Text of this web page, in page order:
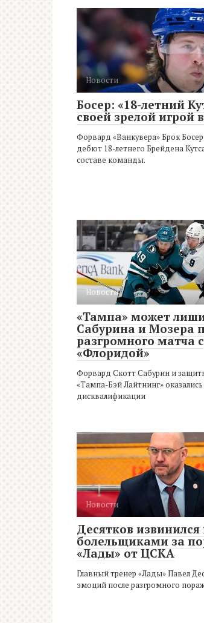
Новости
Босер: «18-летний
своей зрелой игрой
Форвард «Ванкувера» Брок
дебют 18-летнего Брейдена
составе команды.
Новости
«Тампа» может
Сабурина и Мозера
разгромного матча с
«Флоридой»
Форвард Скотт Сабурин и
«Тампа-Бэй Лайтнинг»
дисквалификации
Новости
Десятков извинился
болельщиками за
«Лады» от ЦСКА
Главный тренер «Лады» Павел
эмоций после разгромного